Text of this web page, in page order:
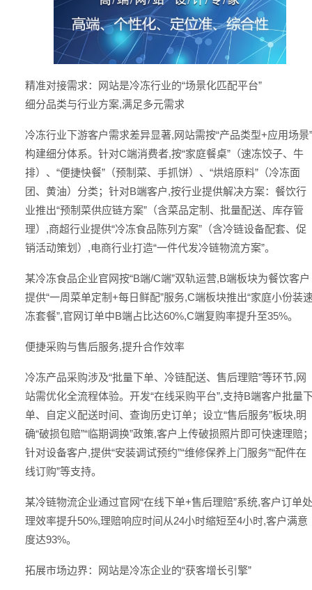
精准对接需求：网站是冷冻行业的“场景化匹配平台”
细分品类与行业方案,满足多元需求
冷冻行业下游客户需求差异显著,网站需按“产品类型+应用场景”
构建细分体系。针对C端消费者,按“家庭餐桌”（速冻饺子、牛
排）、“便捷快餐”（预制菜、手抓饼）、“烘焙原料”（冷冻面
团、黄油）分类；针对B端客户,按行业提供解决方案：餐饮行
业推出“预制菜供应链方案”（含菜品定制、批量配送、库存管
理）,商超行业提供“冷冻食品陈列方案”（含冷链设备配套、促
销活动策划）,电商行业打造“一件代发冷链物流方案”。
某冷冻食品企业官网按“B端/C端”双轨运营,B端板块为餐饮客户
提供“一周菜单定制+每日鲜配”服务,C端板块推出“家庭小份装
冻套餐”,官网订单中B端占比达60%,C端复购率提升至35%。
便捷采购与售后服务,提升合作效率
冷冻产品采购涉及“批量下单、冷链配送、售后理赔”等环节,网
站需优化全流程体验。开发“在线采购平台”,支持B端客户批量
单、自定义配送时间、查询历史订单；设立“售后服务”板块,明
确“破损包赔”“临期调换”政策,客户上传破损照片即可快速理赔
针对设备客户,提供“安装调试预约”“维修保养上门服务”“配件在
线订购”等支持。
某冷链物流企业通过官网“在线下单+售后理赔”系统,客户订单处
理效率提升50%,理赔响应时间从24小时缩短至4小时,客户满意
度达93%。
拓展市场边界：网站是冷冻企业的“获客增长引擎”